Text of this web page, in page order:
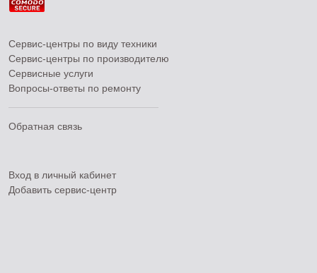
Сервис-центры по виду техники
Сервис-центры по производителю
Сервисные услуги
Вопросы-ответы по ремонту
Обратная связь
Вход в личный кабинет
Добавить сервис-центр